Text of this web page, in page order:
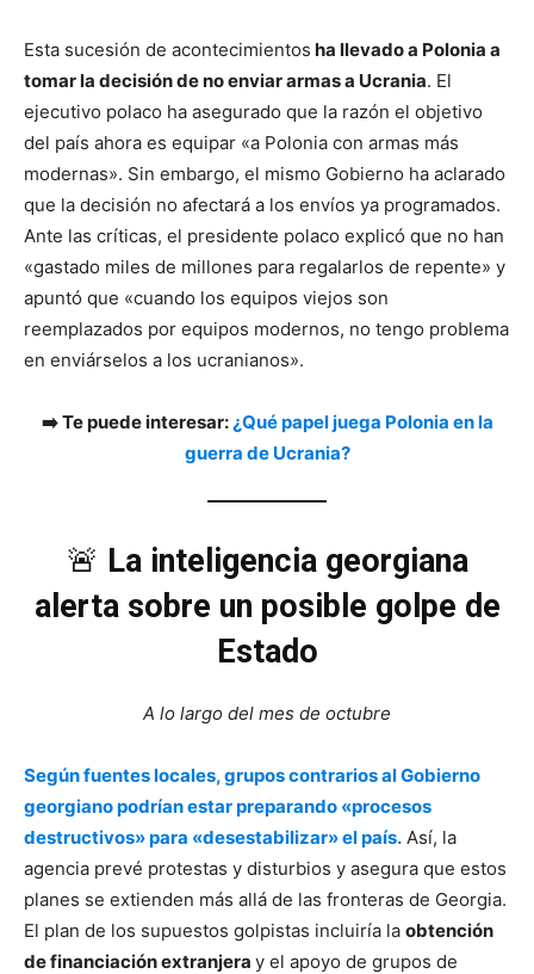
Esta sucesión de acontecimientos ha llevado a Polonia a
tomar la decisión de no enviar armas a Ucrania. El
ejecutivo polaco ha asegurado que la razón el objetivo
del país ahora es equipar «a Polonia con armas más
modernas». Sin embargo, el mismo Gobierno ha aclarado
que la decisión no afectará a los envíos ya programados.
Ante las críticas, el presidente polaco explicó que no han
«gastado miles de millones para regalarlos de repente» y
apuntó que «cuando los equipos viejos son
reemplazados por equipos modernos, no tengo problema
en enviárselos a los ucranianos».
➡️ Te puede interesar: ¿Qué papel juega Polonia en la
guerra de Ucrania?
🚨 La inteligencia georgiana
alerta sobre un posible golpe de
Estado
A lo largo del mes de octubre
Según fuentes locales, grupos contrarios al Gobierno
georgiano podrían estar preparando «procesos
destructivos» para «desestabilizar» el país. Así, la
agencia prevé protestas y disturbios y asegura que estos
planes se extienden más allá de las fronteras de Georgia.
El plan de los supuestos golpistas incluiría la obtención
de financiación extranjera y el apoyo de grupos de